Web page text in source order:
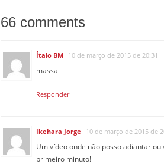
66 comments
Ítalo BM 10 de março de 2015 de 20:31
massa
Responder
Ikehara Jorge 10 de março de 2015 de
Um vídeo onde não posso adiantar
primeiro minuto!